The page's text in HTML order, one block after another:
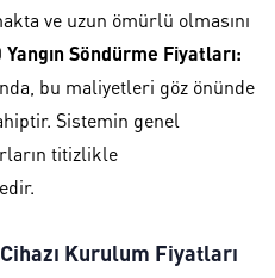
ve uzun ömürlü olmasını
Yangın Söndürme Fiyatları:
bu maliyetleri göz önünde
Sistemin genel
titizlikle
Kurulum Fiyatları